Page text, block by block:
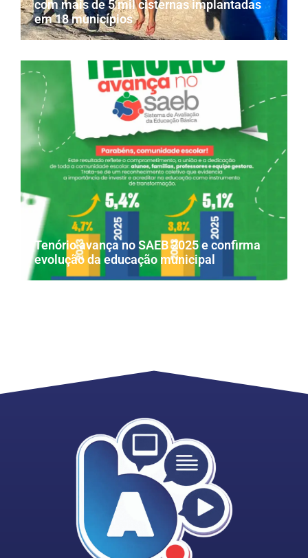
com mais de 5 mil cisternas implantadas
em 18 municípios
Tenório avança no SAEB 2025 e confirma
evolução da educação municipal